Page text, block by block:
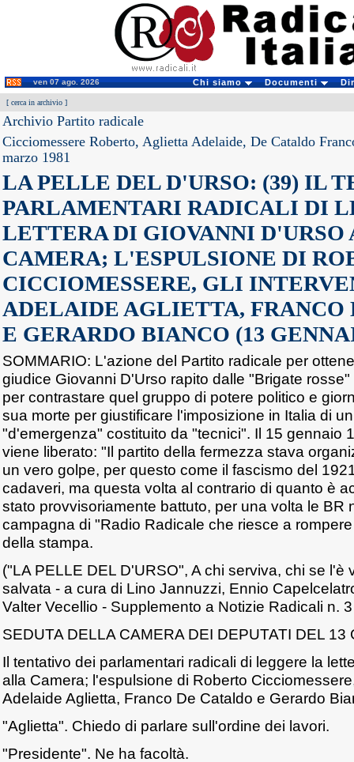
ven 07 ago. 2026 Chi siamo Documenti
[ cerca in archivio ]
Archivio Partito radicale
Cicciomessere Roberto, Aglietta Adelaide, De Cataldo
marzo 1981
LA PELLE DEL D'URSO: (39) IL
PARLAMENTARI RADICALI DI
LETTERA DI GIOVANNI D'URSO
CAMERA; L'ESPULSIONE DI
CICCIOMESSERE, GLI
ADELAIDE AGLIETTA, FRANCO
E GERARDO BIANCO (13
SOMMARIO: L'azione del Partito radicale per
giudice Giovanni D'Urso rapito dalle "Brigate
per contrastare quel gruppo di potere politico e
sua morte per giustificare l'imposizione in Italia di
"d'emergenza" costituito da "tecnici". Il 15 gennaio
viene liberato: "Il partito della fermezza stava
un vero golpe, per questo come il fascismo del
cadaveri, ma questa volta al contrario di quanto è
stato provvisoriamente battuto, per una volta le BR
campagna di "Radio Radicale che riesce a
della stampa.
("LA PELLE DEL D'URSO", A chi serviva, chi se l'è
salvata - a cura di Lino Jannuzzi, Ennio
Valter Vecellio - Supplemento a Notizie Radicali n.
SEDUTA DELLA CAMERA DEI DEPUTATI DEL 13
Il tentativo dei parlamentari radicali di leggere la
alla Camera; l'espulsione di Roberto
Adelaide Aglietta, Franco De Cataldo e Gerardo
"Aglietta". Chiedo di parlare sull'ordine dei lavori.
"Presidente". Ne ha facoltà.